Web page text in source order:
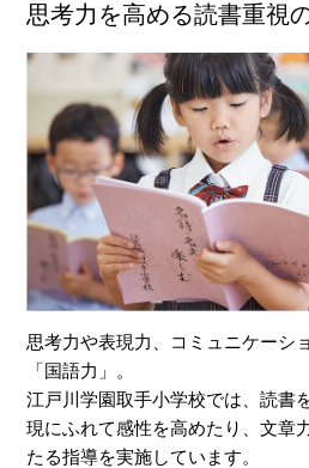
思考力を高める読書重視
思考力や表現力、コミュニケーシ
「国語力」。
江戸川学園取手小学校では、読書
現にふれて感性を高めたり、文章
たる指導を実施しています。